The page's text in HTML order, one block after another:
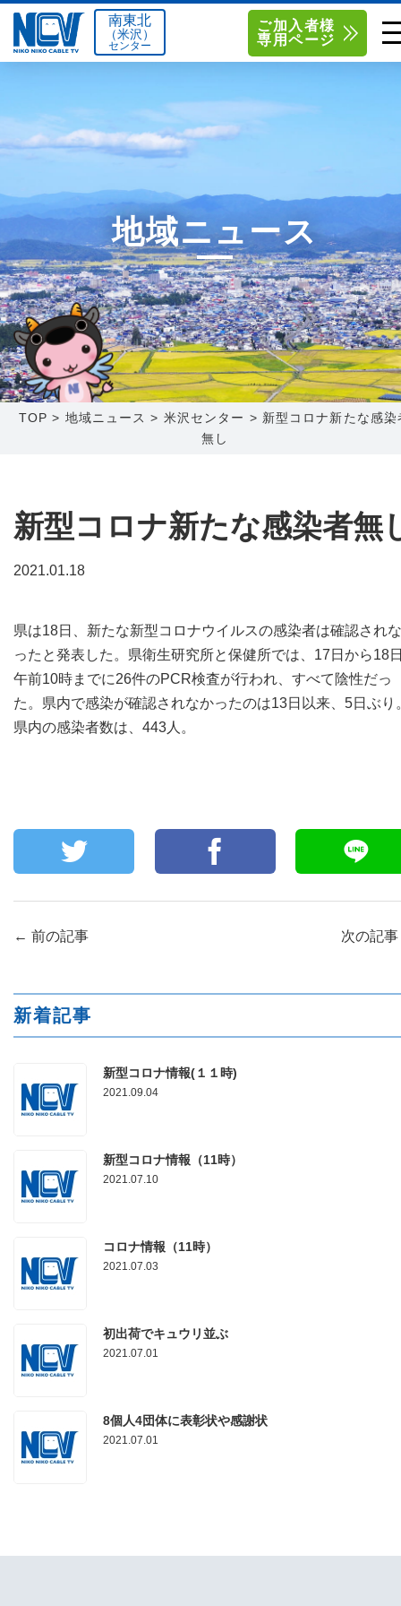
南東北センター（福島）
函館センター 0138-34-2525
新潟センター 025-210-1200
単品料金
お得なセットプラン
料金シミュレーション
サポート
Q&A
センター情報
〒992-0044
山形県米沢市春日四丁目2-75
0238-24-2525
営業時間 9:00～18:00
南東北センター(福島)
〒960-8252
福島県福島市御山字一本松17-1-
1
0120-173-577
営業時間 9:15～18:00
北海道函館市桔梗町379-31
0138-34-2525
営業時間 9:00～18:00
新潟県新潟市西区山田2310-39
025-210-1200
営業時間 9:00～18:00
南東北
（米沢）
センター
ご加入者様
専用ページ
地域ニュース
TOP > 地域ニュース > 米沢センター > 新型コロナ新たな感染
無し
新型コロナ新たな感染者無
2021.01.18
県は18日、新たな新型コロナウイルスの感染者は確認され
ったと発表した。県衛生研究所と保健所では、17日から18
午前10時までに26件のPCR検査が行われ、すべて陰性だっ
た。県内で感染が確認されなかったのは13日以来、5日ぶり
県内の感染者数は、443人。
← 前の記事 次の記事
新着記事
新型コロナ情報(１１時)
2021.09.04
新型コロナ情報（11時）
2021.07.10
コロナ情報（11時）
2021.07.03
初出荷でキュウリ並ぶ
2021.07.01
8個人4団体に表彰状や感謝状
2021.07.01